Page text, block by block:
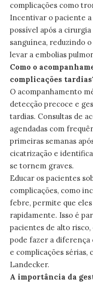
complicações como
Incentivar o paciente
possível após a
sanguínea, reduzindo
levar a embolias
Como o
complicações
O acompanhamento
detecção precoce e
tardias. Consultas de
agendadas com
primeiras semanas
cicatrização e
se tornem graves.
Educar os pacientes
complicações, como
febre, permite que
rapidamente. Isso é
pacientes de alto
pode fazer a
e complicações sérias,
Landecker.
A importância da